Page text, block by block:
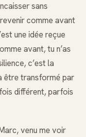
sans
comme avant
une idée reçue
avant, tu n’as
c’est la
être transformé par
différent, parfois
venu me voir